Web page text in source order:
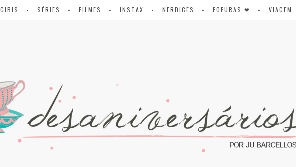
GIBIS SÉRIES FILMES INSTAX NERDICES FOFURAS ❤ VIAGEM